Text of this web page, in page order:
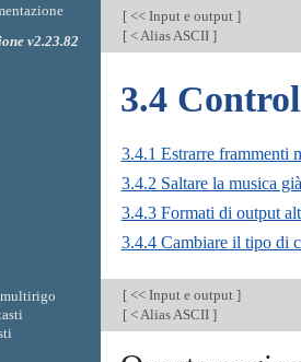
[<< Input e output ]
[< Alias ASCII ]
3.4
3.4.1 Estrarre frammenti
3.4.2 Saltare la musica
3.4.3 Formati di output
3.4.4 Cambiare il tipo di
[<< Input e output ]
[< Alias ASCII ]
v2.23.82
multirigo